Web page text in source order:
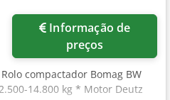
preços
compactador Bomag BW
14.800 kg * Motor Deutz